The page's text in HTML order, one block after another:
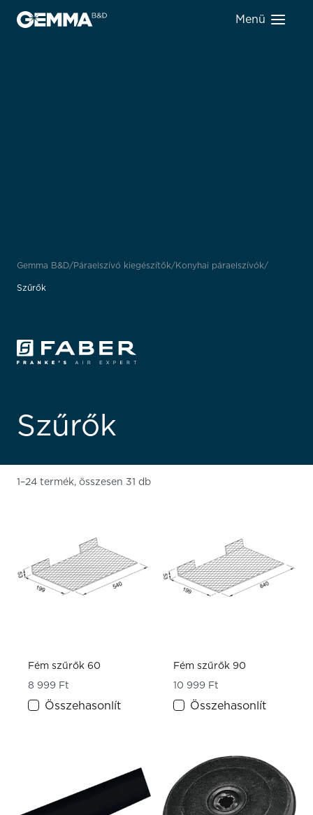
Menü
Gemma B&D Páraelszívó kiegészítők Konyhai páraelszívók
Szűrők
Szűrők
1–24 termék, összesen 31 db
Fém szűrők 60
8 999 Ft
Összehasonlít
Fém szűrők 90
10 999 Ft
Összehasonlít